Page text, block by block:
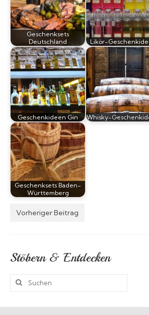
Geschenksets
Deutschland
Likör-
Geschenkideen Gin Whisky-
Geschenksets Baden-
Württemberg
Vorheriger Beitrag
Stöbern & Entdecken
Suchen
nach: